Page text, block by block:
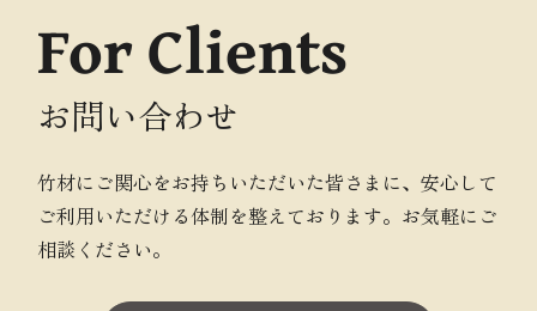
For Clients
お問い合わせ
竹材にご関心をお持ちいただいた皆さまに、安心して
ご利用いただける体制を整えております。お気軽にご
相談ください。